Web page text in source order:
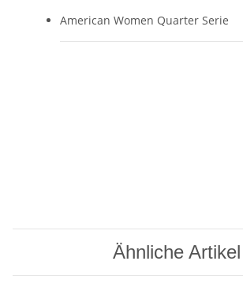
American Women Quarter Serie
Ähnliche Artikel